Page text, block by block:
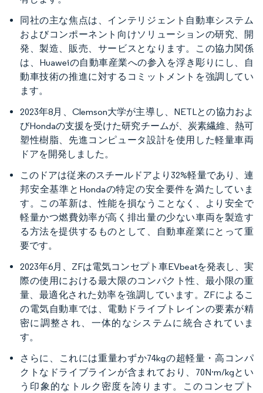
同社の主な焦点は、インテリジェント自動車システム
およびコンポーネント向けソリューションの研究、開
発、製造、販売、サービスとなります。この協力関係
は、Huaweiの自動車産業への参入を浮き彫りにし、自
動車技術の推進に対するコミットメントを強調してい
ます。
2023年8月、Clemson大学が主導し、NETLとの協力およ
びHondaの支援を受けた研究チームが、炭素繊維、熱可
塑性樹脂、先進コンピュータ設計を使用した軽量車両
ドアを開発しました。
このドアは従来のスチールドアより32%軽量であり、連
邦安全基準とHondaの特定の安全要件を満たしていま
す。この革新は、性能を損なうことなく、より安全で
軽量かつ燃費効率が高く排出量の少ない車両を製造す
る方法を提供するものとして、自動車産業にとって重
要です。
2023年6月、ZFは電気コンセプト車EVbeatを発表し、実
際の使用における最大限のコンパクト性、最小限の重
量、最適化された効率を強調しています。ZFによるこ
の電気自動車では、電動ドライブトレインの要素が精
密に調整され、一体的なシステムに統合されていま
す。
さらに、これには重量わずか74kgの超軽量・高コンパ
クトなドライブラインが含まれており、70N·m/kgとい
う印象的なトルク密度を誇ります。このコンセプト